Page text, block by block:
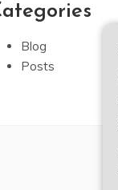
Blog
Posts